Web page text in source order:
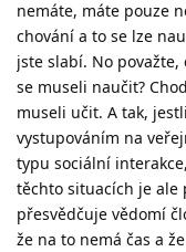
nemáte, máte pouze
chování a to se lze
jste slabí. No
se museli naučit?
museli učit. A tak,
vystupováním na
typu sociální
těchto situacích je ale
přesvědčuje vědomí
že na to nemá čas a